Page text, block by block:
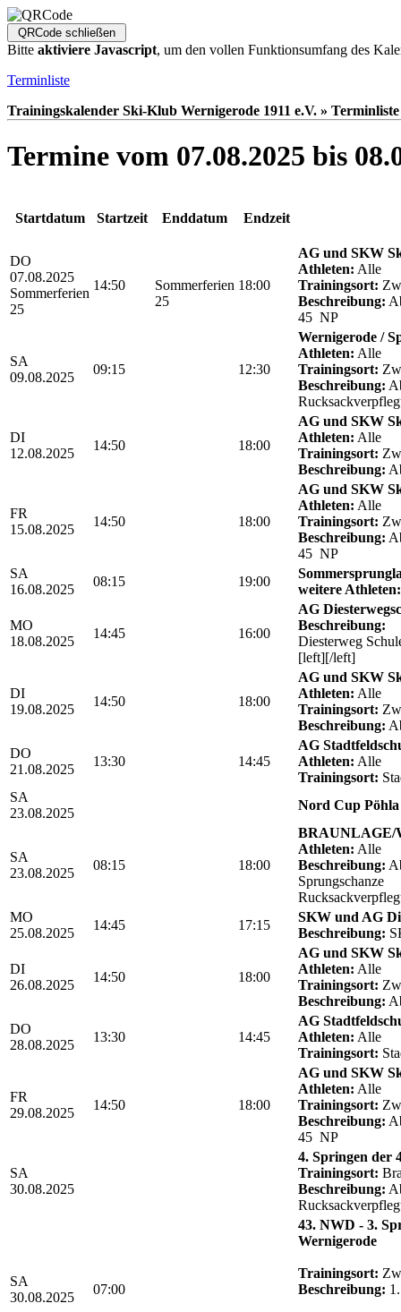
Bitte aktiviere Javascript, um den vollen Funktionsumfang des
Terminliste
Trainingskalender Ski-Klub Wernigerode 1911 e.V. » Terminliste
Termine vom 07.08.2025 bis
Startdatum Startzeit Enddatum Endzeit
DO
07.08.2025
Sommerferien
25
14:50
Sommerferien
25
18:00
AG und SKW
Athleten: Alle
Trainingsort:
Beschreibung:
45 NP
SA
09.08.2025
09:15 12:30
Wernigerode /
Athleten: Alle
Trainingsort:
Beschreibung:
DI
12.08.2025
14:50 18:00
AG und SKW
Athleten: Alle
Trainingsort:
Beschreibung:
FR
15.08.2025
14:50 18:00
AG und SKW
Athleten: Alle
Trainingsort:
Beschreibung:
45 NP
SA
16.08.2025
08:15 19:00
weitere Athleten:
MO
18.08.2025
14:45 16:00
AG
Beschreibung:
Diesterweg
[left][/left]
DI
19.08.2025
14:50 18:00
AG und SKW
Athleten: Alle
Trainingsort:
Beschreibung:
DO
21.08.2025
13:30 14:45
AG
Athleten: Alle
Trainingsort:
SA
23.08.2025
Nord Cup Pöhla
SA
23.08.2025
08:15 18:00
BRAUNLAGE/
Athleten: Alle
Beschreibung:
Sprungschanze
MO
25.08.2025
14:45 17:15
SKW und AG
Beschreibung:
DI
26.08.2025
14:50 18:00
AG und SKW
Athleten: Alle
Trainingsort:
Beschreibung:
DO
28.08.2025
13:30 14:45
AG
Athleten: Alle
Trainingsort:
FR
29.08.2025
14:50 18:00
AG und SKW
Athleten: Alle
Trainingsort:
Beschreibung:
45 NP
SA
30.08.2025
4. Springen der
Trainingsort:
Beschreibung:
SA
30.08.2025
07:00
43. NWD - 3.
Wernigerode
Trainingsort:
Beschreibung: